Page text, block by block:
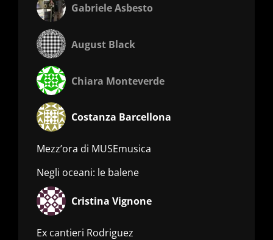
Gabriele Asbesto
August Black
Chiara Monteverde
Costanza Barcellona
Mezz’ora di MUSEmusica
Negli oceani: le balene
Cristina Vignone
Ex cantieri Rodriguez